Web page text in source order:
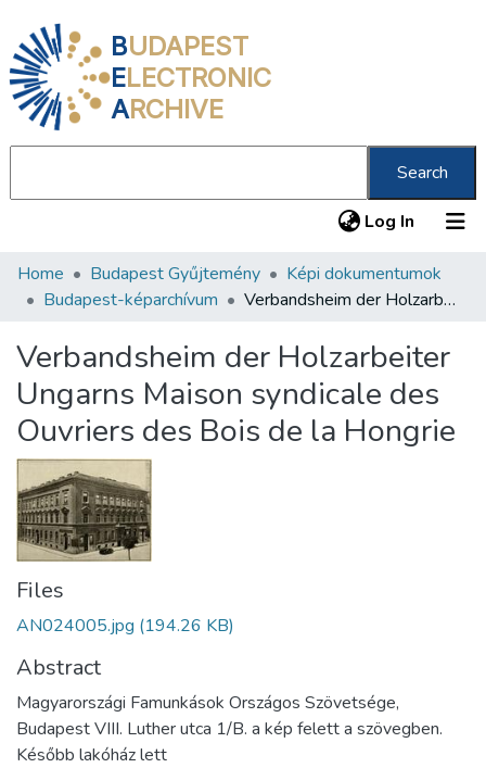
BUDAPEST
ELECTRONIC
ARCHIVE
Search
Log In (current)
Communities & Collections
Statistics
About us
Home Budapest Gyűjtemény
Képi dokumentumok
Budapest-képarchívum
Verbandsheim der Holzarbeiter Ungarns Maison syndicale des Ouvriers des Bois de la Hongrie
Verbandsheim der Holzarbeiter
Ungarns Maison syndicale des
Ouvriers des Bois de la Hongrie
Files
AN024005.jpg (194.26 KB)
Abstract
Magyarországi Famunkások Országos Szövetsége,
Budapest VIII. Luther utca 1/B. a kép felett a szövegben.
Később lakóház lett